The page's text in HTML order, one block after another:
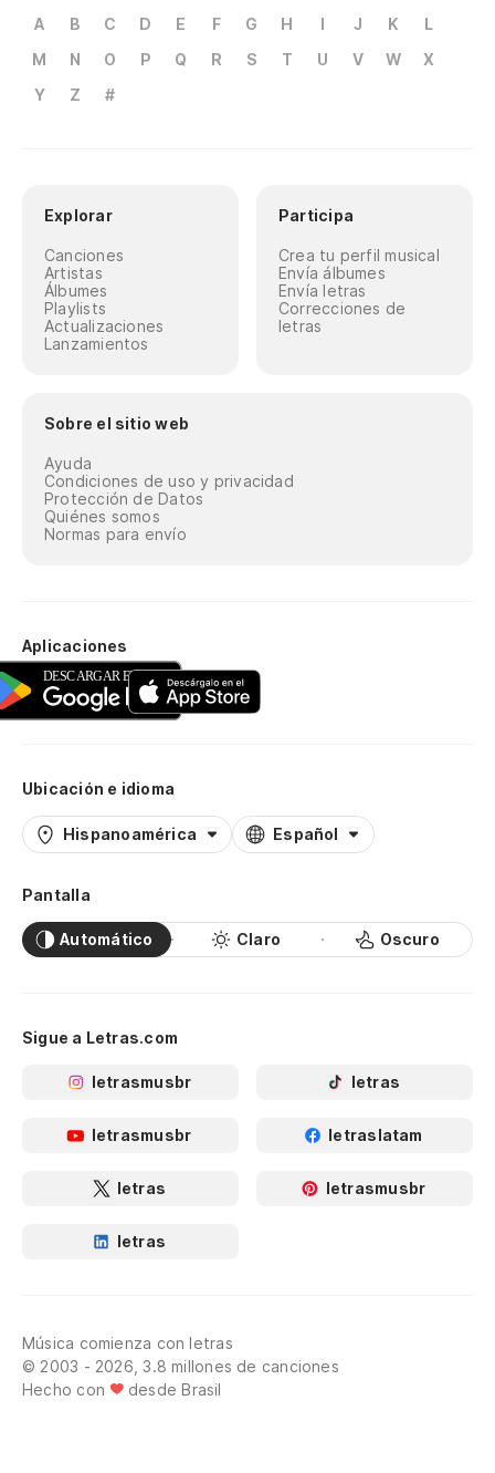
A B C D E F G H I J K
L
M
N O P Q R S T U V W
X
Y
Z #
Explorar
Canciones
Artistas
Álbumes
Playlists
Actualizaciones
Lanzamientos
Participa
Crea tu perfil musical
Envía álbumes
Envía letras
Correcciones de
letras
Sobre el sitio web
Ayuda
Condiciones de uso y privacidad
Protección de Datos
Quiénes somos
Normas para envío
Aplicaciones
Ubicación e idioma
Hispanoamérica Español
Pantalla
Automático Claro Oscuro
Sigue a Letras.com
letrasmusbr letras
letrasmusbr letraslatam
letras letrasmusbr
letras
Música comienza con letras
© 2003 - 2026, 3.8 millones de canciones
Hecho con
desde Brasil